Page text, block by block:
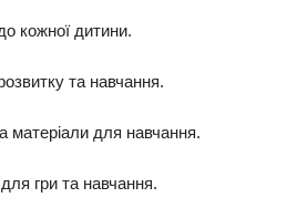
кожної дитини.
та навчання.
матеріали для навчання.
гри та навчання.